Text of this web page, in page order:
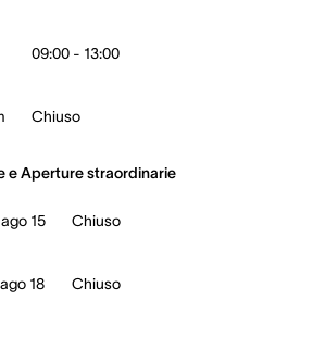
09:00 - 13:00
Chiuso
e Aperture straordinarie
15 Chiuso
18 Chiuso